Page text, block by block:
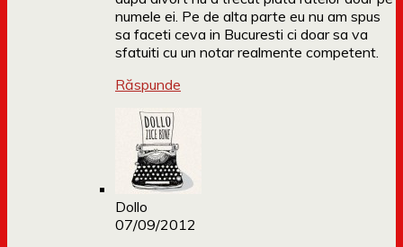
numele ei. Pe de alta parte eu nu am spus
sa faceti ceva in Bucuresti ci doar sa va
sfatuiti cu un notar realmente competent.
Răspunde
Dollo
07/09/2012